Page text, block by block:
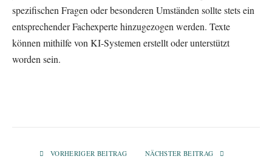
spezifischen Fragen oder besonderen Umständen sollte stets ein
entsprechender Fachexperte hinzugezogen werden. Texte
können mithilfe von KI-Systemen erstellt oder unterstützt
worden sein.
VORHERIGER BEITRAG NÄCHSTER BEITRAG